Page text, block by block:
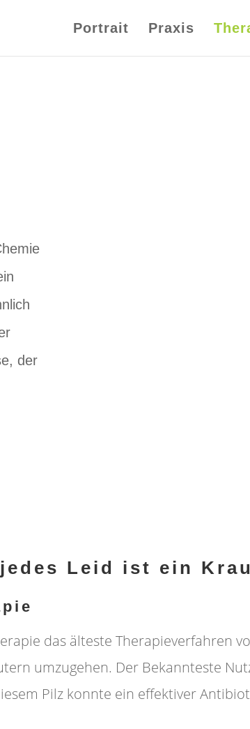
Portrait Praxis
der
Leid ist ein
das älteste Therapieverfahren
umzugehen. Der Bekannteste
Pilz konnte ein effektiver